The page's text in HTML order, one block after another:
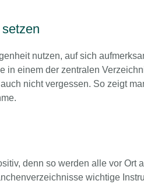
nutzen, auf sich
einem der zentralen
nicht vergessen. So zeigt
denn so werden alle vor
wichtige